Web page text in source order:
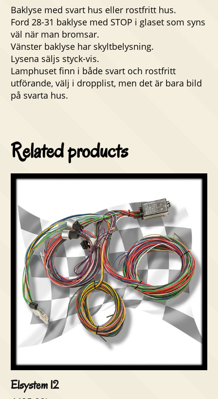
Baklyse med svart hus eller rostfritt hus.
Ford 28-31 baklyse med STOP i glaset som syns
väl när man bromsar.
Vänster baklyse har skyltbelysning.
Lysena säljs styck-vis.
Lamphuset finn i både svart och rostfritt
utförande, välj i dropplist, men det är bara bild
på svarta hus.
Related products
Elsystem 12